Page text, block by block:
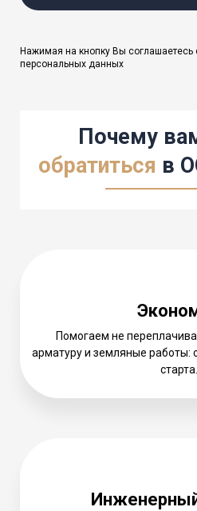
Нажимая на кнопку Вы соглашаетесь
персональных данных
Почему
обратиться в
Помогаем не
арматуру и земляные работы:
старта.